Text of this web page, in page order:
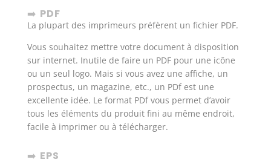
➡️ PDF
La plupart des imprimeurs préfèrent un fichier PDF.
Vous souhaitez mettre votre document à disposition
sur internet. Inutile de faire un PDF pour une icône
ou un seul logo. Mais si vous avez une affiche, un
prospectus, un magazine, etc., un PDf est une
excellente idée. Le format PDf vous permet d’avoir
tous les éléments du produit fini au même endroit,
facile à imprimer ou à télécharger.
➡️ EPS